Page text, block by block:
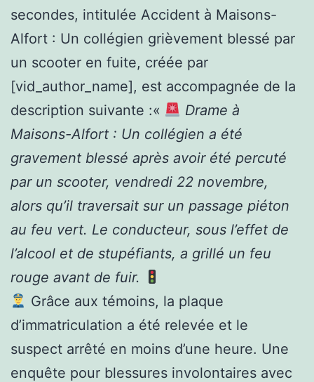
secondes, intitulée Accident à Maisons-
Alfort : Un collégien grièvement blessé par
un scooter en fuite, créée par
[vid_author_name], est accompagnée de la
description suivante :«
Drame à
Maisons-Alfort : Un collégien a été
gravement blessé après avoir été percuté
par un scooter, vendredi 22 novembre,
alors qu’il traversait sur un passage piéton
au feu vert. Le conducteur, sous l’effet de
l’alcool et de stupéfiants, a grillé un feu
rouge avant de fuir.
Grâce aux témoins, la plaque
d’immatriculation a été relevée et le
suspect arrêté en moins d’une heure. Une
enquête pour blessures involontaires avec